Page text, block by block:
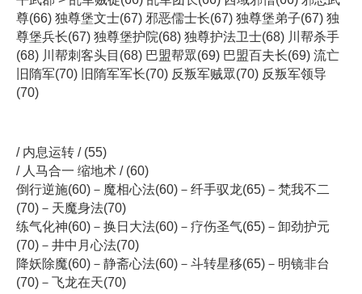
尊(66) 独尊堡文士(67) 邪恶儒士长(67) 独尊堡弟子(67) 独
尊堡兵长(67) 独尊堡护院(68) 独尊护法卫士(68) 川帮杀手
(68) 川帮刺客头目(68) 巴盟帮眾(69) 巴盟百夫长(69) 流亡
旧隋军(70) 旧隋军军长(70) 反叛军贼眾(70) 反叛军领导
(70)
/ 内息运转 / (55)
/ 人马合一 缩地术 / (60)
倒行逆施(60)－魔相心法(60)－纤手驭龙(65)－梵我不二
(70)－天魔身法(70)
练气化神(60)－换日大法(60)－疗伤圣气(65)－卸劲护元
(70)－井中月心法(70)
降妖除魔(60)－静斋心法(60)－斗转星移(65)－明镜非台
(70)－飞龙在天(70)